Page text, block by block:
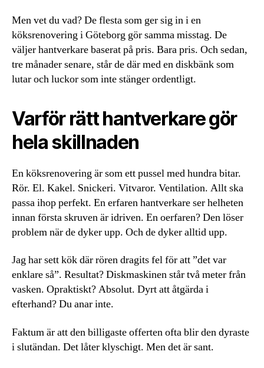
Men vet du vad? De flesta som ger sig in i en
köksrenovering i Göteborg gör samma misstag. De
väljer hantverkare baserat på pris. Bara pris. Och sedan,
tre månader senare, står de där med en diskbänk som
lutar och luckor som inte stänger ordentligt.
Varför rätt hantverkare gör
hela skillnaden
En köksrenovering är som ett pussel med hundra bitar.
Rör. El. Kakel. Snickeri. Vitvaror. Ventilation. Allt ska
passa ihop perfekt. En erfaren hantverkare ser helheten
innan första skruven är idriven. En oerfaren? Den löser
problem när de dyker upp. Och de dyker alltid upp.
Jag har sett kök där rören dragits fel för att ”det var
enklare så”. Resultat? Diskmaskinen står två meter från
vasken. Opraktiskt? Absolut. Dyrt att åtgärda i
efterhand? Du anar inte.
Faktum är att den billigaste offerten ofta blir den dyraste
i slutändan. Det låter klyschigt. Men det är sant.